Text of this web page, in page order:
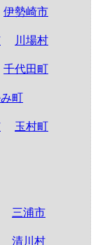
伊勢崎市
川場村
千代田町
町
玉村町
三浦市
清川村